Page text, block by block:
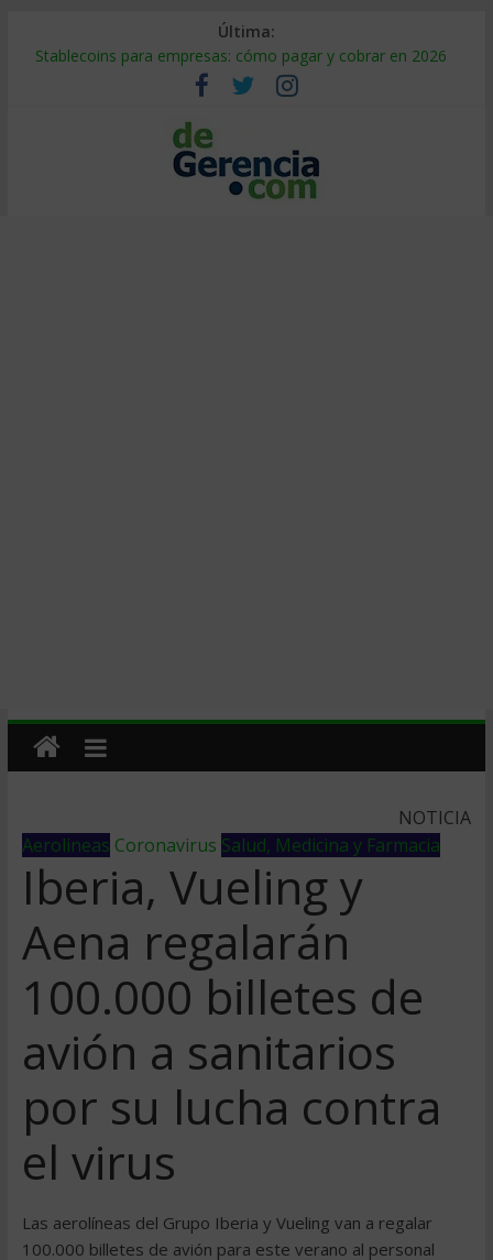
Última:
Stablecoins para empresas: cómo pagar y cobrar en 2026
Despido silencioso: qué es y por qué sale tan caro
IA en selección de personal: cómo auditarla a tiempo
Trabajo forzoso en la cadena de suministro: qué hacer
Mercado hispano de EE. UU.: cómo segmentarlo y venderle
NOTICIA
Aerolineas Coronavirus Salud, Medicina y Farmacia
Iberia, Vueling y
Aena regalarán
100.000 billetes de
avión a sanitarios
por su lucha contra
el virus
Las aerolíneas del Grupo Iberia y Vueling van a regalar
100.000 billetes de avión para este verano al personal